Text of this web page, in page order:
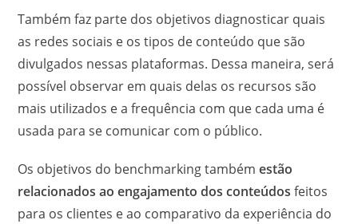
Também faz parte dos objetivos diagnosticar quais
as redes sociais e os tipos de conteúdo que são
divulgados nessas plataformas. Dessa maneira, será
possível observar em quais delas os recursos são
mais utilizados e a frequência com que cada uma é
usada para se comunicar com o público.
Os objetivos do benchmarking tambémestão
relacionados ao engajamento dos conteúdos feitos
para os clientes e ao comparativo da experiência do